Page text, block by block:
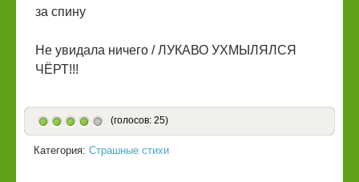
за спину
Не увидала ничего / ЛУКАВО УХМЫЛЯЛСЯ
ЧЁРТ!!!
(голосов: 25)
Категория: Страшные стихи